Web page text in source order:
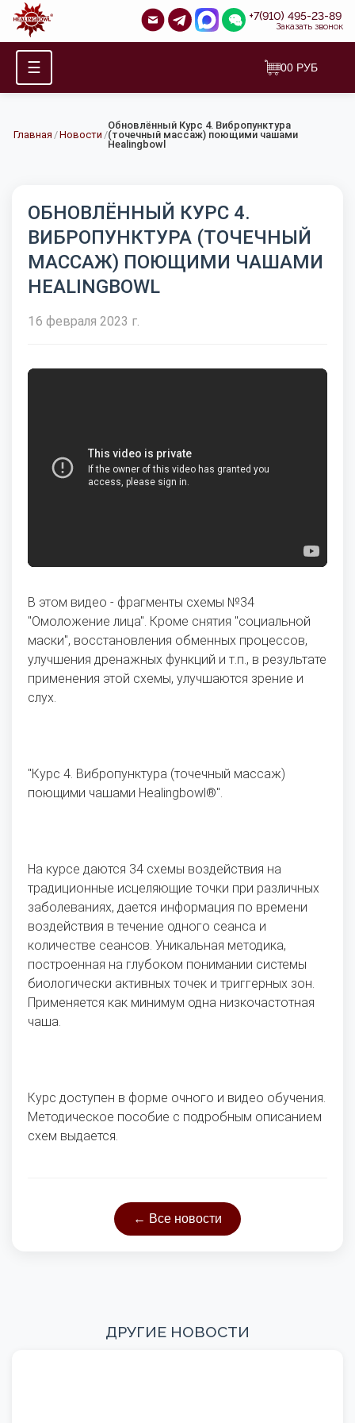
+7(910) 495-23-89
Заказать звонок
☰ 00 РУБ
Главная /Новости /
Обновлённый Курс 4. Вибропунктура
(точечный массаж) поющими чашами
Healingbowl
ОБНОВЛЁННЫЙ КУРС 4.
ВИБРОПУНКТУРА (ТОЧЕЧНЫЙ
МАССАЖ) ПОЮЩИМИ ЧАШАМИ
HEALINGBOWL
16 февраля 2023 г.
В этом видео - фрагменты схемы №34
"Омоложение лица". Кроме снятия "социальной
маски", восстановления обменных процессов,
улучшения дренажных функций и т.п., в результате
применения этой схемы, улучшаются зрение и
слух.
"Курс 4. Вибропунктура (точечный массаж)
поющими чашами Healingbowl®".
На курсе даются 34 схемы воздействия на
традиционные исцеляющие точки при различных
заболеваниях, дается информация по времени
воздействия в течение одного сеанса и
количестве сеансов. Уникальная методика,
построенная на глубоком понимании системы
биологически активных точек и триггерных зон.
Применяется как минимум одна низкочастотная
чаша.
Курс доступен в форме очного и видео обучения.
Методическое пособие с подробным описанием
схем выдается.
← Все новости
ДРУГИЕ НОВОСТИ